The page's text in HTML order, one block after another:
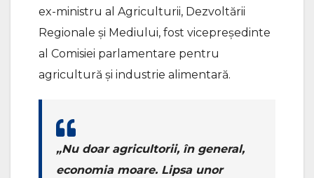
ex-ministru al Agriculturii, Dezvoltării
Regionale și Mediului, fost vicepreşedinte
al Comisiei parlamentare pentru
agricultură şi industrie alimentară.
„Nu doar agricultorii, în general,
economia moare. Lipsa unor